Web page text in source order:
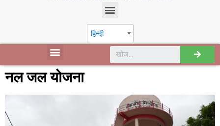
हिन्दी
नल जल योजना